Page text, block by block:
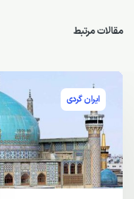
مقالات مرتبط
ایران گردی